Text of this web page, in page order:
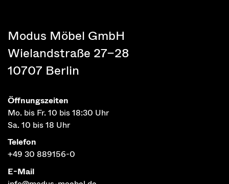
Modus Möbel GmbH
Wielandstraße 27–28
10707 Berlin
Öffnungszeiten
Mo. bis Fr. 10 bis 18:30 Uhr
Sa. 10 bis 18 Uhr
Telefon
+49 30 889156-0
E-Mail